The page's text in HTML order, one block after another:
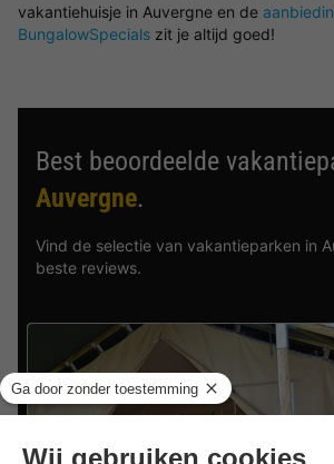
vakantiehuisje in Auvergne en de
BungalowSpecials zit je altijd goed!
Best beoordeelde
Auvergne.
Vind de selectie van vakantieparken in
beste reviews.